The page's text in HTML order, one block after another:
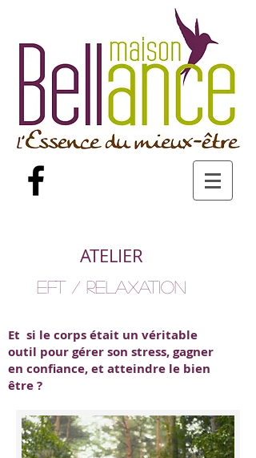
ATELIER
EFT / RELAXATION
Et si le corps était un véritable
outil pour gérer son stress, gagner
en confiance, et atteindre le bien
être ?